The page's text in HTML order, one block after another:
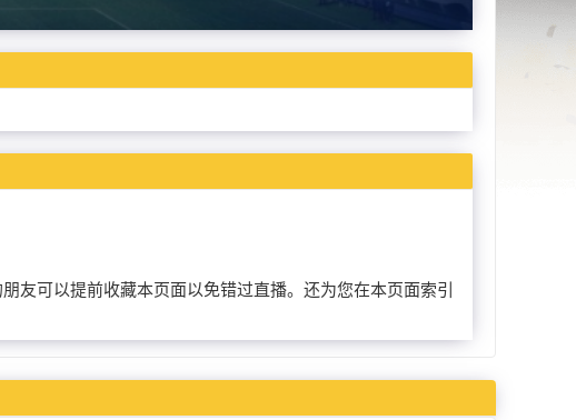
友可以提前收藏本页面以免错过直播。还为您在本页面索引